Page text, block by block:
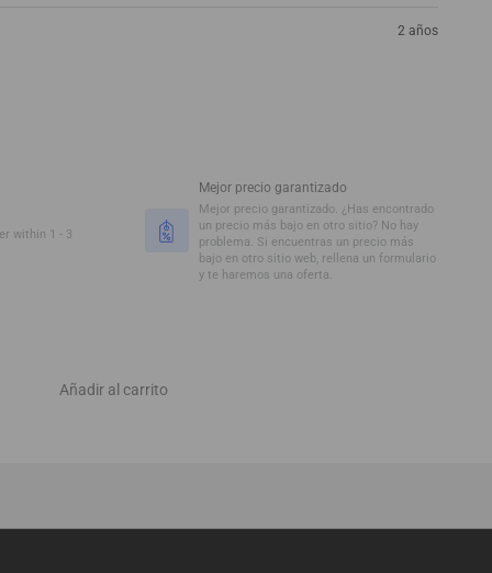
2 años
within 1 - 3
Mejor precio garantizado
Mejor precio garantizado. ¿Has encontrado
un precio más bajo en otro sitio? No hay
problema. Si encuentras un precio más
bajo en otro sitio web, rellena un formulario
y te haremos una oferta.
Añadir al carrito